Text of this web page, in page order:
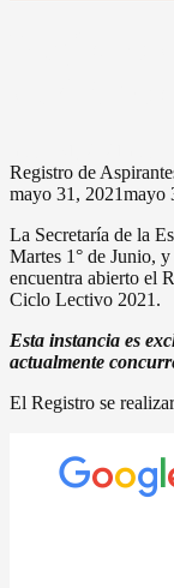
Registro de
mayo 31, 2021mayo
La Secretaría de la
Martes 1° de Junio,
encuentra abierto el
Ciclo Lectivo 2021.
Esta instancia es
actualmente
El Registro se